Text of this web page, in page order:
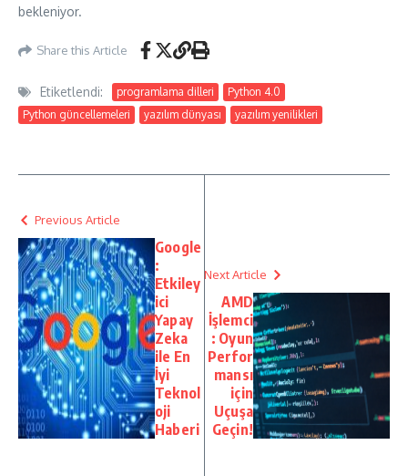
bekleniyor.
Share this Article
Etiketlendi: programlama dilleri
Python 4.0
Python güncellemeleri
yazılım dünyası yazılım yenilikleri
Previous Article
Google
:
Etkiley
ici
Yapay
Zeka
ile En
İyi
Teknol
oji
Haberi
Next Article
AMD
İşlemci
: Oyun
Perfor
mansı
için
Uçuşa
Geçin!